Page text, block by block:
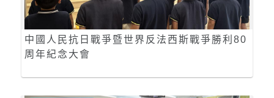
中國人民抗日戰爭暨世界反法西斯戰爭勝利80
周年紀念大會